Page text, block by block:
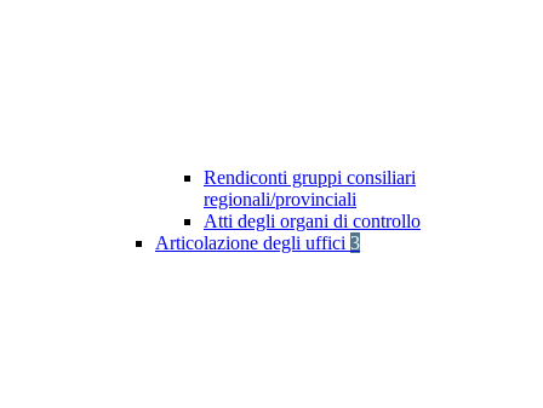
Rendiconti gruppi consiliari
regionali/provinciali
Atti degli organi di controllo
Articolazione degli uffici 3